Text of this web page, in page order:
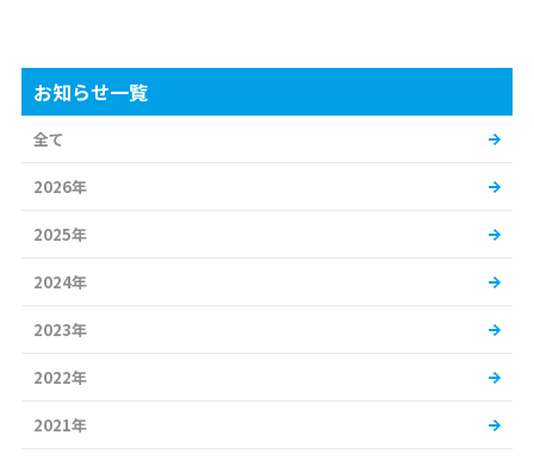
お知らせ一覧
全て
2026年
2025年
2024年
2023年
2022年
2021年